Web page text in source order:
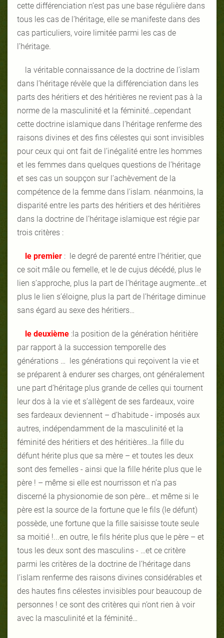
cette différenciation n’est pas une base régulière dans
tous les cas de l’héritage, elle se manifeste dans des
cas particuliers, voire limitée parmi les cas de
l’héritage.
la véritable connaissance de la doctrine de l’islam
dans l’héritage révèle que la différenciation dans les
parts des héritiers et des héritières ne revient pas à la
norme de la masculinité et la féminité…cependant
cette doctrine islamique dans l’héritage renferme des
raisons divines et des fins célestes qui sont invisibles
pour ceux qui ont fait de l’inégalité entre les hommes
et les femmes dans quelques questions de l’héritage
et ses cas un soupçon sur l’achèvement de la
compétence de la femme dans l’islam. néanmoins, la
disparité entre les parts des héritiers et des héritières
dans la doctrine de l’héritage islamique est régie par
trois critères :
le premier : le degré de parenté entre l’héritier, que
ce soit mâle ou femelle, et le de cujus décédé, plus le
lien s’approche, plus la part de l’héritage augmente…et
plus le lien s’éloigne, plus la part de l’héritage diminue
sans égard au sexe des héritiers…
le deuxième :la position de la génération héritière
par rapport à la succession temporelle des
générations … les générations qui reçoivent la vie et
se préparent à endurer ses charges, ont généralement
une part d’héritage plus grande de celles qui tournent
leur dos à la vie et s’allègent de ses fardeaux, voire
ses fardeaux deviennent – d’habitude - imposés aux
autres, indépendamment de la masculinité et la
féminité des héritiers et des héritières…la fille du
défunt hérite plus que sa mère – et toutes les deux
sont des femelles - ainsi que la fille hérite plus que le
père ! – même si elle est nourrisson et n’a pas
discerné la physionomie de son père… et même si le
père est la source de la fortune que le fils (le défunt)
possède, une fortune que la fille saisisse toute seule
sa moitié !...en outre, le fils hérite plus que le père – et
tous les deux sont des masculins - …et ce critère
parmi les critères de la doctrine de l’héritage dans
l’islam renferme des raisons divines considérables et
des hautes fins célestes invisibles pour beaucoup de
personnes ! ce sont des critères qui n’ont rien à voir
avec la masculinité et la féminité…